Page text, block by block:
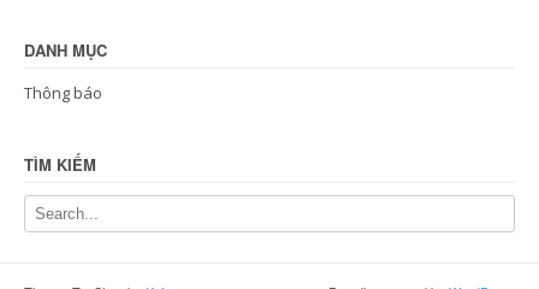
DANH MỤC
Thông báo
TÌM KIẾM